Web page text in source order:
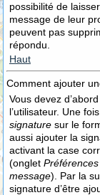
possibilité de
message de leur
peuvent pas
répondu.
Haut
Comment ajouter
Vous devez
l’utilisateur. Une
signature sur le
aussi ajouter la
activant la case
(onglet
message). Par la
signature d’être